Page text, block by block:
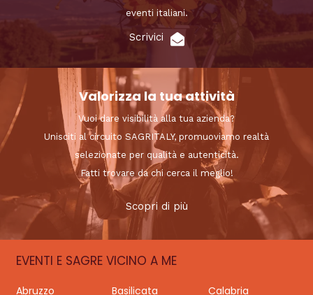
eventi italiani.
Scrivici
Valorizza la tua attività
Vuoi dare visibilità alla tua azienda?
Unisciti al circuito SAGRITALY, promuoviamo realtà
selezionate per qualità e autenticità.
Fatti trovare da chi cerca il meglio!
Scopri di più
EVENTI E SAGRE VICINO A ME
Abruzzo Basilicata
Calabria